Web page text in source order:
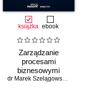
książka ebook
Zarządzanie
procesami
biznesowymi
opartymi na
dr Marek Szelągowski,